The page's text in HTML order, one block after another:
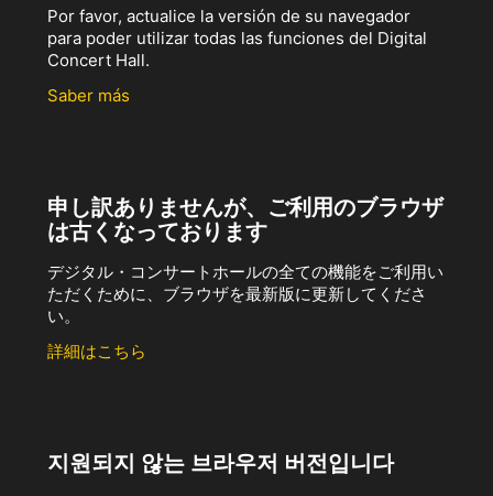
Por favor, actualice la versión de su navegador
para poder utilizar todas las funciones del Digital
Concert Hall.
Saber más
申し訳ありませんが、ご利用のブラウザ
は古くなっております
デジタル・コンサートホールの全ての機能をご利用い
ただくために、ブラウザを最新版に更新してくださ
い。
詳細はこちら
지원되지 않는 브라우저 버전입니다